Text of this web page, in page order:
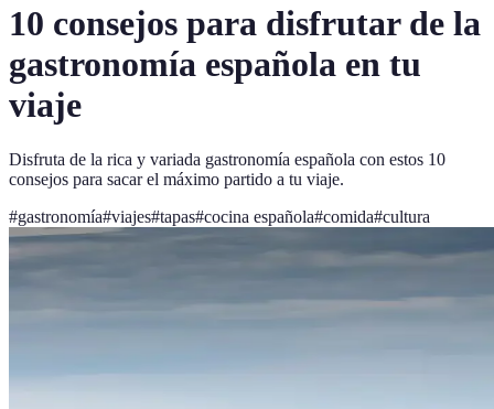
10 consejos para disfrutar de la
gastronomía española en tu
viaje
Disfruta de la rica y variada gastronomía española con estos 10
consejos para sacar el máximo partido a tu viaje.
#gastronomía#viajes#tapas#cocina española#comida#cultura